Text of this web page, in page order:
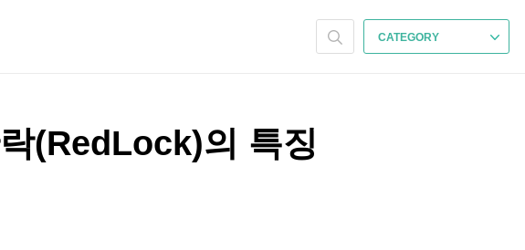
CATEGORY
(RedLock)의 특징